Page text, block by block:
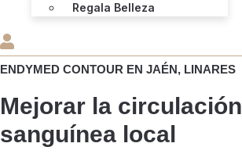
Regala Belleza
ENDYMED CONTOUR EN JAÉN, LINARES
Mejorar la circulación
sanguínea local